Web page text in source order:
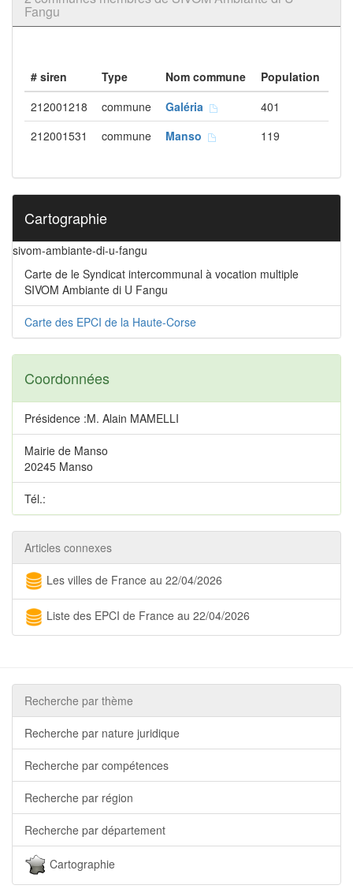
Fangu
# siren Type Nom commune
Population
212001218
commune Galéria
401
212001531
commune Manso 119
Cartographie
sivom-ambiante-di-u-fangu
Carte de le Syndicat intercommunal à vocation multiple
SIVOM Ambiante di U Fangu
Carte des EPCI de la Haute-Corse
Coordonnées
Présidence :M. Alain MAMELLI
Mairie de Manso
20245 Manso
Tél.:
Articles connexes
Les villes de France au 22/04/2026
Liste des EPCI de France au 22/04/2026
Recherche par thème
Recherche par nature juridique
Recherche par compétences
Recherche par région
Recherche par département
Cartographie